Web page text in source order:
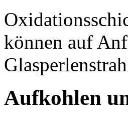
können auf
Aufkohlen